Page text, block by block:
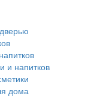
и напитков
дома